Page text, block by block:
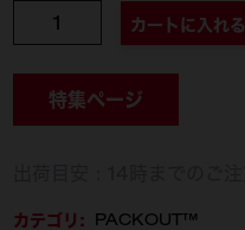
カートに入れる
特集ページ
カテゴリ: PACKOUT™